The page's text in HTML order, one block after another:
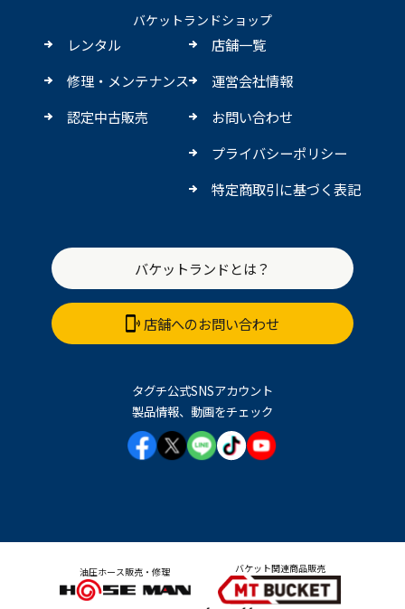
バケットランドショップ
レンタル
修理・メンテナンス
認定中古販売
店舗一覧
運営会社情報
お問い合わせ
プライバシーポリシー
特定商取引に基づく表記
バケットランドとは？
店舗へのお問い合わせ
タグチ公式SNSアカウント
製品情報、動画をチェック
油圧ホース販売・修理 バケット関連商品販売